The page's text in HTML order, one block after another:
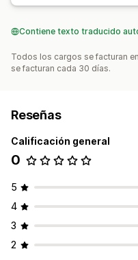
Contiene texto traducido
Todos los cargos se facturan
se facturan cada 30 días.
Reseñas
Calificación general
0
5
4
3
2